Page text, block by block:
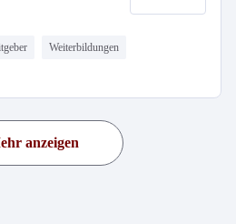
Weiterbildungen
anzeigen